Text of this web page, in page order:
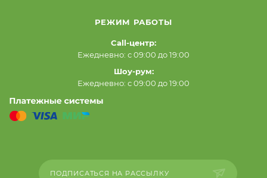
РЕЖИМ РАБОТЫ
Call-центр:
Ежедневно: с 09:00 до 19:00
Шоу-рум:
Ежедневно: с 09:00 до 19:00
ПОДПИСАТЬСЯ НА РАССЫЛКУ